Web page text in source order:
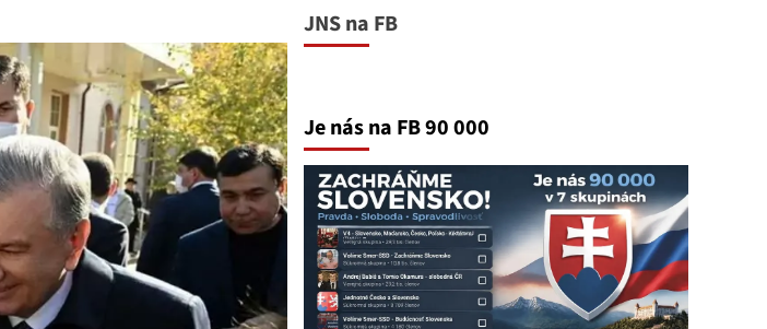
JNS na FB
Je nás na FB 90 000